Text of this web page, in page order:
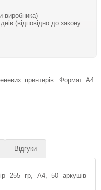
виробника)
(відповідно до закону
принтерів. Формат A4.
Відгуки
255 гр, A4, 50 аркушів